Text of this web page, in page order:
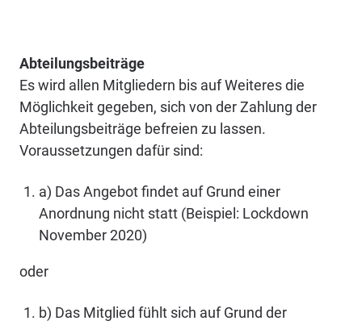
Abteilungsbeiträge
Es wird allen Mitgliedern bis auf Weiteres die
Möglichkeit gegeben, sich von der Zahlung der
Abteilungsbeiträge befreien zu lassen.
Voraussetzungen dafür sind:
a) Das Angebot findet auf Grund einer
Anordnung nicht statt (Beispiel: Lockdown
November 2020)
oder
b) Das Mitglied fühlt sich auf Grund der